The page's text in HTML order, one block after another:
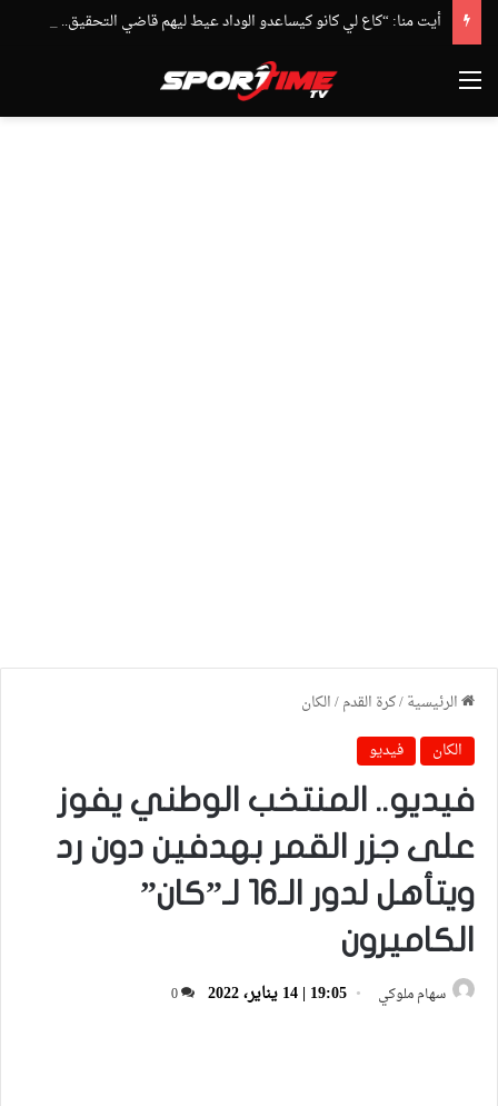
أيت منا: “كاع لي كانو كيساعدو الوداد عيط ليهم قاضي التحقيق.. دابا حتى شي واحد ما بقا باغي يعاون”
القائمة
الرئيسية/كرة القدم/الكان
الكان
فيديو
فيديو.. المنتخب الوطني يفوز
على جزر القمر بهدفين دون رد
ويتأهل لدور الـ16 لـ”كان”
الكاميرون
سهام ملوكي 19:05 | 14 يناير، 2022 0